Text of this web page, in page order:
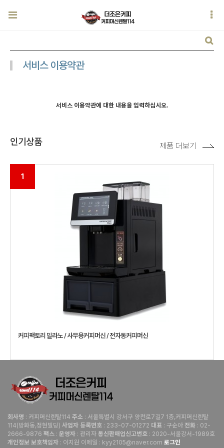
서비스 이용약관
서비스 이용약관에 대한 내용을 입력하십시오.
인기상품
1
커피팩토리 밀라노 / 사무용커피머신 / 전자동커피머신
제품 더보기
회사명 : 커피머신렌탈114 주소 : 서울특별시 강서구 양천로7길7 1층,커피머신렌탈
114(방화동,정현빌딩) 사업자 등록번호 : 233-07-01272 대표 : 구순아 전화 : 02-
2666-9876 팩스 : 운영자 : 관리자 통신판매업신고번호 : 2020-서울강서-1989호
개인정보 보호책임자 : 이지원 이메일 : kyy2105@naver.com 로그인